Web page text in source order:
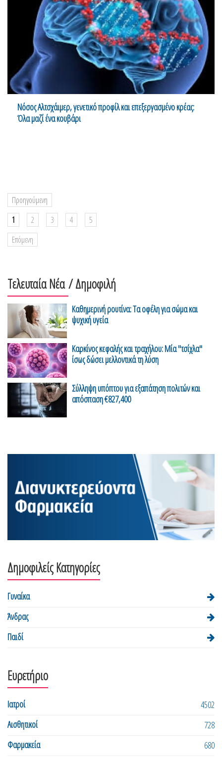
Νόσος Αλτσχάιμερ, γενετικό προφίλ και επεξεργασμένο κρέας:
Όλα μαζί ένα κουβάρι
Προηγούμενη
1
2 3 4
5
Επόμενη
Τελευταία Νέα / Δημοφιλή
Καθημερινή ρουτίνα: Τα οφέλη για σώμα και
ψυχική υγεία
Καρκίνος κεφαλής και τραχήλου: Μία "τσίχλα"
ίσως δώσει μελλοντικά τη λύση
Σύλληψη υπόπτου για εξαπάτηση πολιτών και
απόσπαση €827,400
Δημοφιλείς Κατηγορίες
Γυναίκα
Άνδρας
Παιδί
Ευρετήριο
Ιατροί
4502
Αισθητικοί
728
Φαρμακεία
680